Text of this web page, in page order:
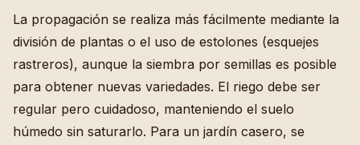
La propagación se realiza más fácilmente mediante la
división de plantas o el uso de estolones (esquejes
rastreros), aunque la siembra por semillas es posible
para obtener nuevas variedades. El riego debe ser
regular pero cuidadoso, manteniendo el suelo
húmedo sin saturarlo. Para un jardín casero, se